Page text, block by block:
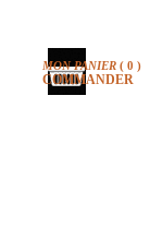
MON PANIER ( 0 )
COMMANDER